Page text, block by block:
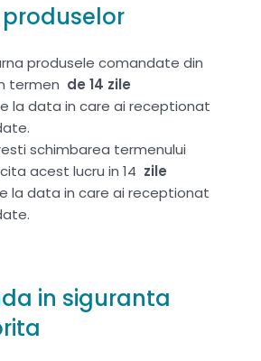
produsele comandate din
termen de 14 zile
la data in care ai receptionat
schimbarea termenului
acest lucru in 14 zile
la data in care ai receptionat
in siguranta